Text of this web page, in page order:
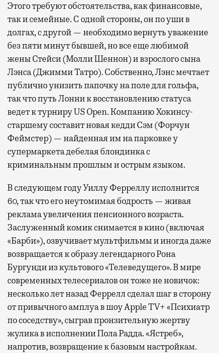
Этого требуют обстоятельства, как финансовые,
так и семейные. С одной стороны, он по уши в
долгах, с другой — необходимо вернуть уважение
без пяти минут бывшей, но все еще любимой
жены Стейси (Молли Шеннон) и взрослого сына
Лэнса (Джимми Татро). Собственно, Лэнс мечтает
публично унизить папочку на поле для гольфа,
так что путь Лонни к восстановлению статуса
ведет к турниру US Open. Компанию Хокинсу-
старшему составит новая кедди Сэм (Форчун
Феймстер) — найденная им на парковке у
супермаркета дебелая блондинка с
криминальным прошлым и острым языком.
В следующем году Уиллу Ферреллу исполнится
60, так что его неутомимая бодрость — живая
реклама увеличения пенсионного возраста.
Заслуженный комик снимается в кино (включая
«Барби»), озвучивает мультфильмы и иногда даже
возвращается к образу легендарного Рона
Бургунди из культового «Телеведущего». В мире
современных телесериалов он тоже не новичок:
несколько лет назад Феррелл сделал шаг в сторону
от привычного амплуа в шоу Apple TV+ «Психиатр
по соседству», сыграв пронзительную жертву
жулика в исполнении Пола Радда. «Ястреб»,
напротив, возвращение к базовым настройкам.